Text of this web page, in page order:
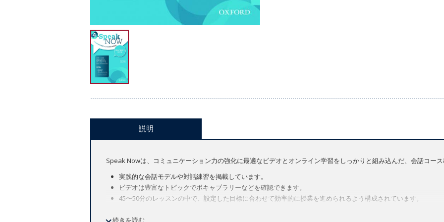
説明
Speak Nowは、コミュニケーション力の強化に最適なビデオとオンライン学習をしっかりと組み込んだ、会話コース
実践的な会話モデルや対話練習を掲載しています。
ビデオは豊富なトピックでボキャブラリーなどを確認できます。
45〜50分のレッスンの中で、設定した目標に合わせて効率的に授業を進められるよう構成されています。
【コースの特徴】
続きを読む